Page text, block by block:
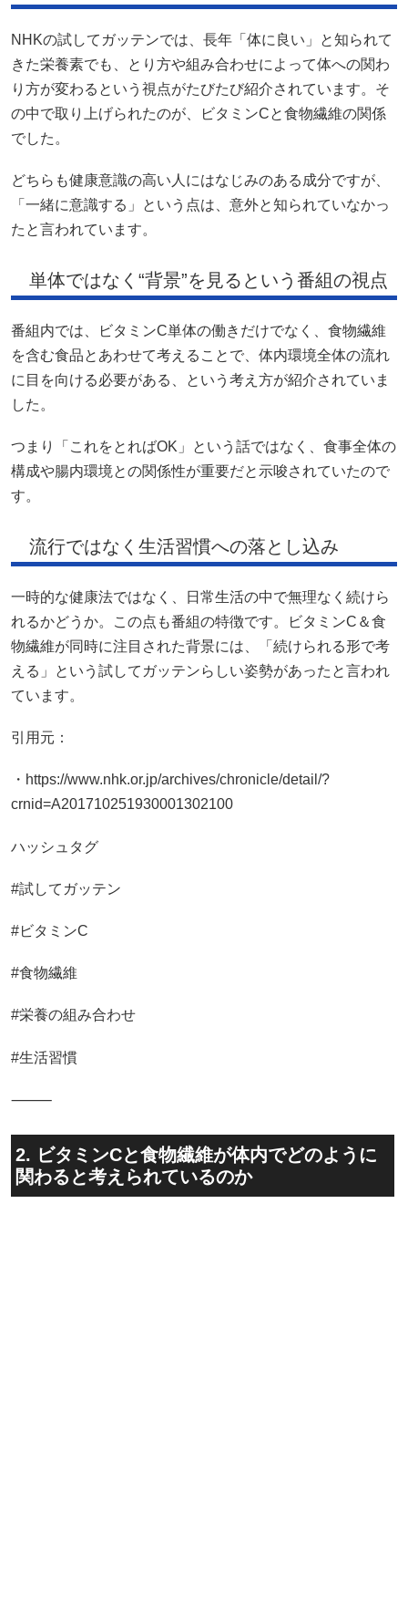
NHKの試してガッテンでは、長年「体に良い」と知られて
きた栄養素でも、とり方や組み合わせによって体への関わ
り方が変わるという視点がたびたび紹介されています。そ
の中で取り上げられたのが、ビタミンCと食物繊維の関係
でした。
どちらも健康意識の高い人にはなじみのある成分ですが、
「一緒に意識する」という点は、意外と知られていなかっ
たと言われています。
単体ではなく“背景”を見るという番組の視点
番組内では、ビタミンC単体の働きだけでなく、食物繊維
を含む食品とあわせて考えることで、体内環境全体の流れ
に目を向ける必要がある、という考え方が紹介されていま
した。
つまり「これをとればOK」という話ではなく、食事全体の
構成や腸内環境との関係性が重要だと示唆されていたので
す。
流行ではなく生活習慣への落とし込み
一時的な健康法ではなく、日常生活の中で無理なく続けら
れるかどうか。この点も番組の特徴です。ビタミンC＆食
物繊維が同時に注目された背景には、「続けられる形で考
える」という試してガッテンらしい姿勢があったと言われ
ています。
引用元：
・https://www.nhk.or.jp/archives/chronicle/detail/?
crnid=A201710251930001302100
ハッシュタグ
#試してガッテン
#ビタミンC
#食物繊維
#栄養の組み合わせ
#生活習慣
⸻
2. ビタミンCと食物繊維が体内でどのように
関わると考えられているのか